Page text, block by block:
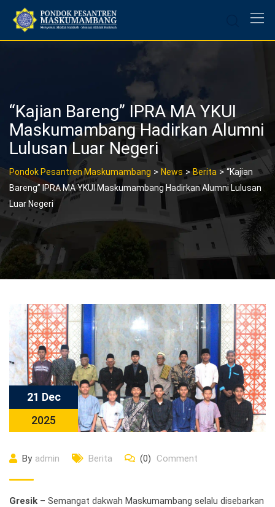
content
“Kajian Bareng” IPRA MA YKUI
Maskumambang Hadirkan Alumni
Lulusan Luar Negeri
Pondok Pesantren Maskumambang > News >Berita >“Kajian
Bareng” IPRA MA YKUI Maskumambang Hadirkan Alumni Lulusan
Luar Negeri
21 Dec
2025
By admin Berita (0) Comment
Gresik – Semangat dakwah Maskumambang selalu disebarkan